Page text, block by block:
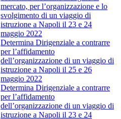
mercato, per l’organizzazione e lo
svolgimento di un viaggio di
istruzione a Napoli il 23 e 24
maggio 2022
Determina Dirigenziale a contrarre
per l’affidamento
dell’organizzazione di un viaggio di
istruzione a Napoli il 25 e 26
maggio 2022
Determina Dirigenziale a contrarre
per l’affidamento
dell’organizzazione di un viaggio di
istruzione a Napoli il 23 e 24